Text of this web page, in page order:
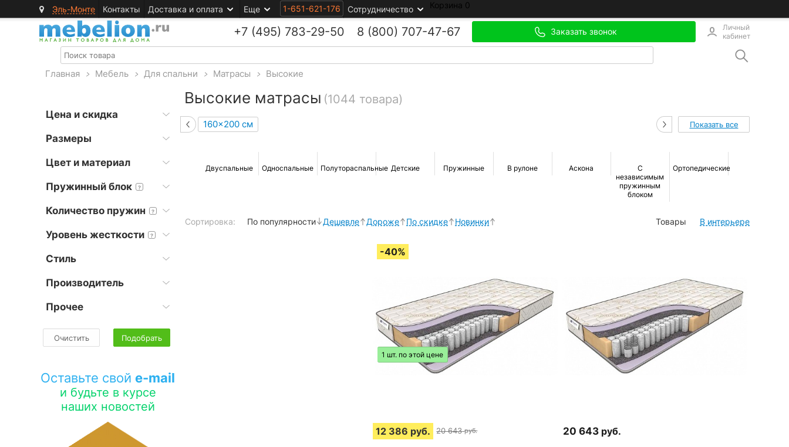
Эль-Монте Контакты Доставка и оплата Еще 1-651-621-176 Сотрудничество Корзина 0
+7 (495) 783-29-50 8 (800) 707-47-67 Заказать звонок
Личный
кабинет
Главная > Мебель > Для спальни > Матрасы > Высокие
Цена и скидка
Размеры
Цвет и материал
Пружинный блок ?
Количество пружин ?
Уровень жесткости ?
Стиль
Производитель
Прочее
Очистить Подобрать
Оставьте свой e-mail
и будьте в курсе
наших новостей
Высокие матрасы (1044 товара)
160x200 см Показать все
Двуспальные Односпальные Полутораспальные Детские Пружинные В рулоне Аскона
С
независимым
пружинным
блоком
Ортопедические
Сортировка: По популярности Дешевле Дороже По скидке Новинки Товары В интерьере
1 шт. по этой цене
12 386 руб. 20 643 руб. 20 643 руб.